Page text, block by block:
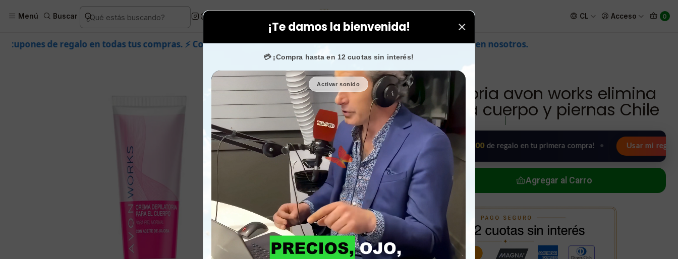
¡Te damos la bienvenida! ×
💳 ¡Compra hasta en 12 cuotas sin interés!
Activar sonido
Menú Buscar CL Acceso 0
Facial Ingredientes Otros Crema depilatoria avon works elimina vello depiladora cuerpo y piernas Chile
todas tus compras. ⚡ Compra rápido y aprovecha. 💙 +50.000 fans enInstagramconfían en nosotros.
Crema depilatoria avon works elimina
vello depiladora cuerpo y piernas Chile
🎉 Bienvenid@ 🔥 ¡Hasta $2.500de regalo en tu primera compra! • Usar mi regalo ahora 🖤
Cantidad
Agregar al Carro